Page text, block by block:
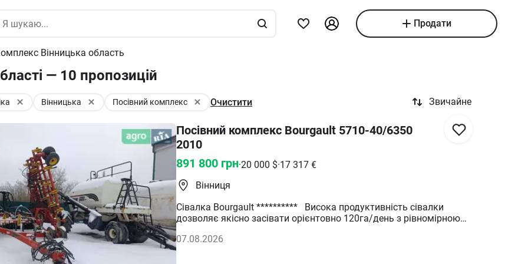
Продати
Вінницька область
— 10 пропозицій
Вінницька Посівний комплекс Очистити Звичайне
Посівний комплекс Bourgault 5710-40/6350
2010
891 800 грн·20 000 $·17 317 €
Вінниця
Сівалка Bourgault ********** Висока продуктивність сівалки
дозволяє якісно засівати орієнтовно 120га/день з рівномірною
дозволяє вносити добрива разом з посівом та зменшує кількість
07.08.2026